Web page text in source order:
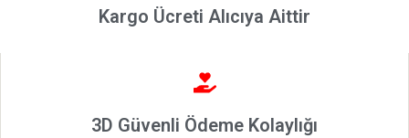
2002-2006Kargo Ücreti Alıcıya Aittir
3D Güvenli Ödeme Kolaylığı